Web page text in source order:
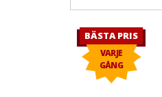
BÄSTA PRIS
VARJE
GÅNG